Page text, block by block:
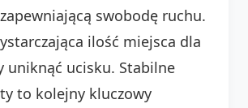
swobodę ruchu.
ilość miejsca dla
uniknąć ucisku. Stabilne
to kolejny kluczowy